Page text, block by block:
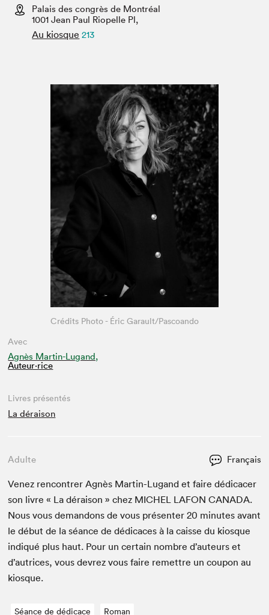
Espace enseignant·e·s
Espace pro
Palais des congrès de Montréal
1001 Jean Paul Riopelle Pl,
Au kiosque 213
Avec
Agnès Martin-Lugand,
Auteur·rice
Crédits Photo - Éric Garault/Pascoando
Livres présentés
La déraison
Adulte Français
Venez ren­con­tr­er Agnès Mar­tin-Lugand et faire dédi­cac­er
son livre « La dérai­son » chez MICHEL LAFON CANA­DA.
Nous vous deman­dons de vous présen­ter20 min­utes avant
le début de la séance de dédi­caces à la caisse du kiosque
indiqué plus haut. Pour un cer­tain nom­bre d’auteurs et
d’autrices, vous devrez vous faire remet­tre un coupon au
kiosque.
Séance de dédicace Roman